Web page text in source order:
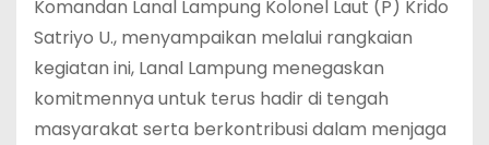
Komandan Lanal Lampung Kolonel Laut (P) Krido
Satriyo U., menyampaikan melalui rangkaian
kegiatan ini, Lanal Lampung menegaskan
komitmennya untuk terus hadir di tengah
masyarakat serta berkontribusi dalam menjaga